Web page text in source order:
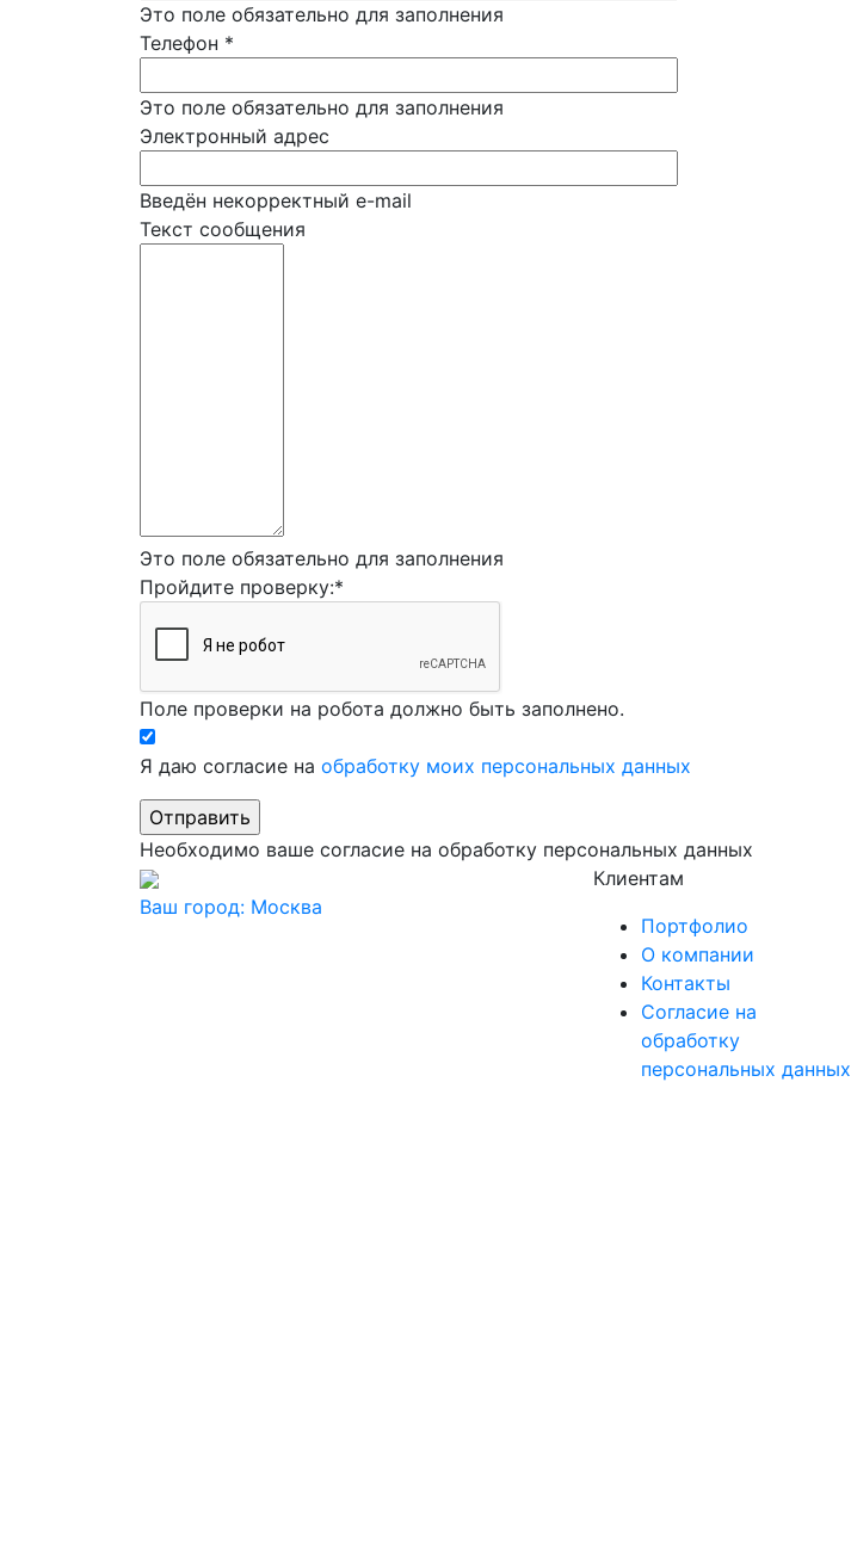
Это поле обязательно для заполнения
Телефон *
Это поле обязательно для заполнения
Электронный адрес
Введён некорректный e-mail
Текст сообщения
Это поле обязательно для заполнения
Пройдите проверку:*
Поле проверки на робота должно быть заполнено.
Я даю согласие на обработку моих персональных данных
Необходимо ваше согласие на обработку персональных данных
Ваш город: Москва
Клиентам
Портфолио
О компании
Контакты
Согласие на
обработку
персональных данных